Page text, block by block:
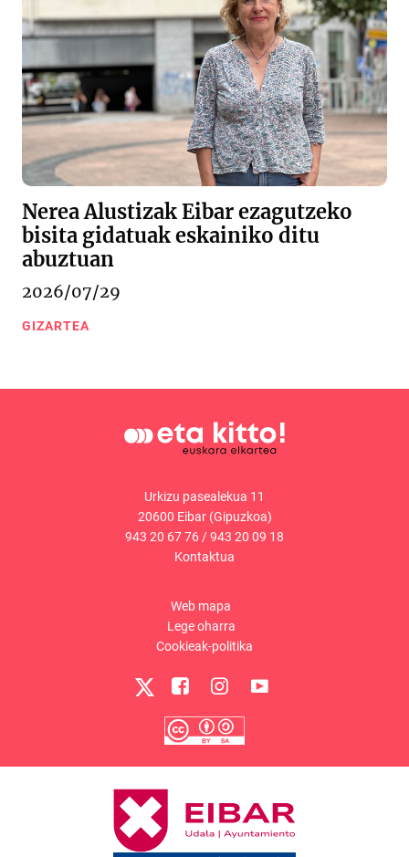
Nerea Alustizak Eibar ezagutzeko
bisita gidatuak eskainiko ditu
abuztuan
2026/07/29
GIZARTEA
Urkizu pasealekua 11
20600 Eibar (Gipuzkoa)
943 20 67 76 /943 20 09 18
Kontaktua
Web mapa
Lege oharra
Cookieak-politika